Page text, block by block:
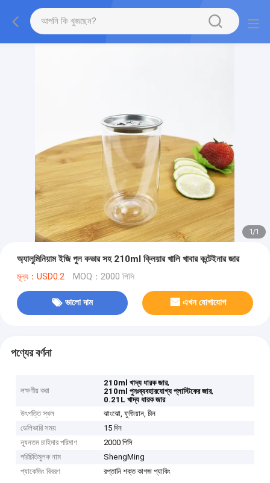
1/1
অ্যালুমিনিয়াম ইজি পুল কভার সহ 210ml ক্লিয়ার খালি খাবার কন্টেইনার জার
মূল্য：USD0.2 MOQ：2000 পিসি
ভালো দাম এখন যোগাযোগ
পণ্যের বর্ণনা
লক্ষণীয় করা
210ml খাদ্য ধারক জার,
210ml পুনঃব্যবহারযোগ্য প্লাস্টিকের জার,
0.21L খাদ্য ধারক জার
উৎপত্তি স্থল
ঝাংঝো, ফুজিয়ান, চীন
ডেলিভারি সময়
15 দিন
ন্যূনতম চাহিদার পরিমাণ
2000 পিসি
পরিচিতিমুলক নাম
ShengMing
প্যাকেজিং বিবরণ
রপ্তানি শক্ত কাগজ প্যাকিং